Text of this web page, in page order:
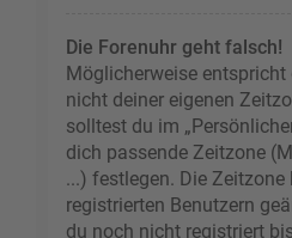
Die Forenuhr geht falsch!
Möglicherweise
nicht deiner eigenen
solltest du im
dich passende Zeitzone
...) festlegen. Die
registrierten Benutzern
du noch nicht registriert